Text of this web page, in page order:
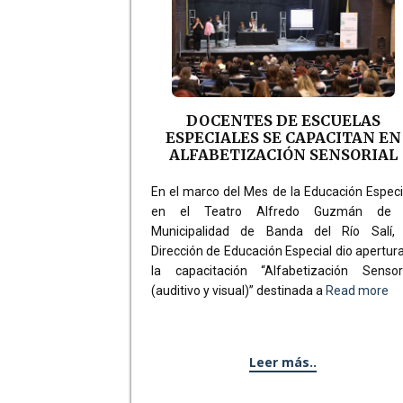
DOCENTES DE ESCUELAS
ESPECIALES SE CAPACITAN EN
ALFABETIZACIÓN SENSORIAL
En el marco del Mes de la Educación
en el Teatro Alfredo Guzmán de
Municipalidad de Banda del Río Salí,
Dirección de Educación Especial dio
la capacitación “Alfabetización
(auditivo y visual)” destinada a Read more
Leer más..